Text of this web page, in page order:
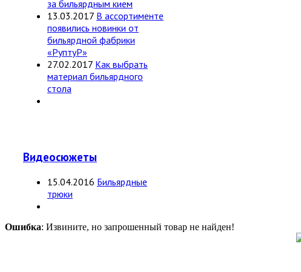
за бильярдным кием
13.03.2017 В ассортименте
появились новинки от
бильярдной фабрики
«РуптуР»
27.02.2017 Как выбрать
материал бильярдного
стола
Видеосюжеты
15.04.2016 Бильярдные
трюки
Ошибка: Извините, но запрошенный товар не найден!